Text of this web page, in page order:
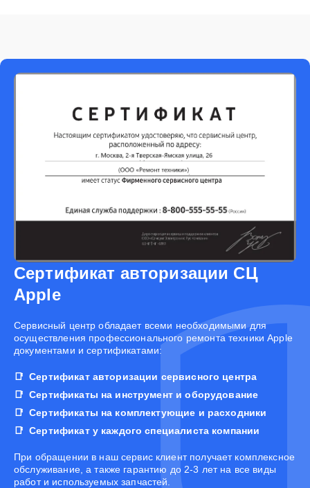
Сертификат авторизации СЦ
Apple
Cервисный центр обладает всеми необходимыми для
осуществления профессионального ремонта техники Apple
документами и сертификатами:
Сертификат авторизации сервисного центра
Сертификаты на инструмент и оборудование
Сертификаты на комплектующие и расходники
Сертификат у каждого специалиста компании
При обращении в наш сервис клиент получает комплексное
обслуживание, а также гарантию до 2-3 лет на все виды
работ и используемых запчастей.